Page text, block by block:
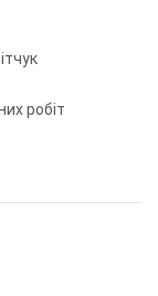
робіт